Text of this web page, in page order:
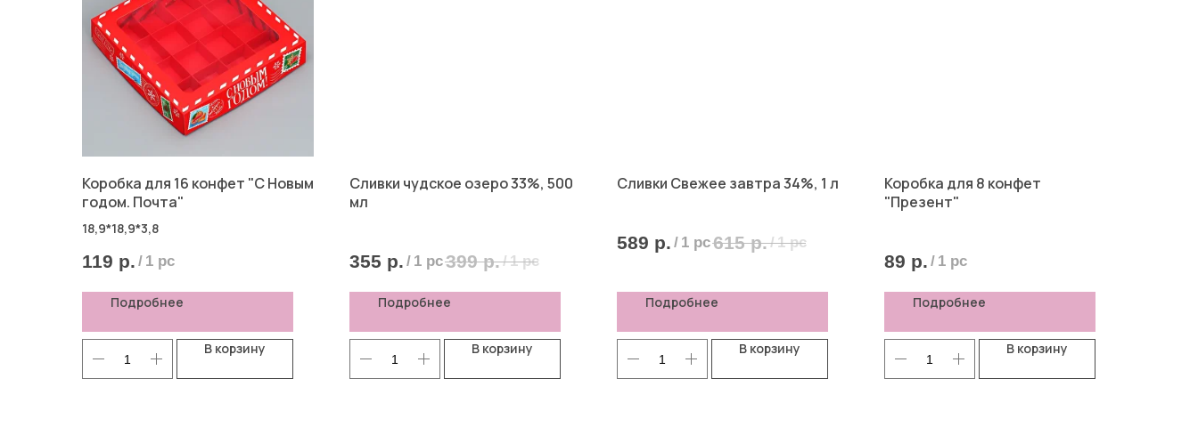
Коробка для 16 конфет "С Новым
годом. Почта"
18,9*18,9*3,8
119 р. / 1 pc
Подробнее
В корзину
Сливки чудское озеро 33%, 500
мл
355 р. / 1 pc399 р./1 pc
Подробнее
В корзину
Сливки Свежее завтра 34%, 1 л
589 р. / 1 pc615 р./1 pc
Подробнее
В корзину
Коробка для 8 конфет
"Презент"
89 р. / 1 pc
Подробнее
В корзину